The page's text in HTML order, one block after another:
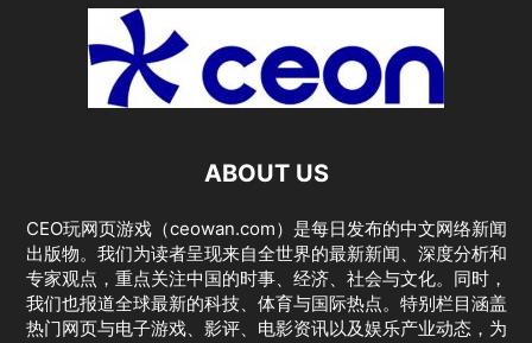
ABOUT US
CEO玩网页游戏（ceowan.com）是每日发布的中文网络新闻
出版物。我们为读者呈现来自全世界的最新新闻、深度分析和
专家观点，重点关注中国的时事、经济、社会与文化。同时，
我们也报道全球最新的科技、体育与国际热点。特别栏目涵盖
热门网页与电子游戏、影评、电影资讯以及娱乐产业动态，为